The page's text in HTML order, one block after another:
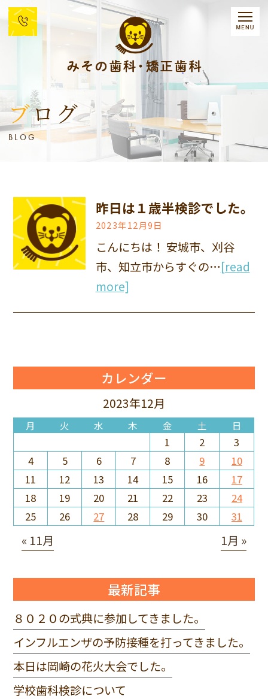
ブログ
BLOG
昨日は１歳半検診でした。
2023年12月9日
こんにちは！ 安城市、刈谷
市、知立市からすぐの…[read
more]
カレンダー
2023年12月
月 火 水 木 金 土 日
1 2
3
4
5 6 7 8 9
10
11
12 13 14 15 16
17
18
19 20 21 22 23
24
25
26 27 28 29 30 31
« 11月 1月 »
最新記事
８０２０の式典に参加してきました。
インフルエンザの予防接種を打ってきました。
本日は岡崎の花火大会でした。
学校歯科検診について